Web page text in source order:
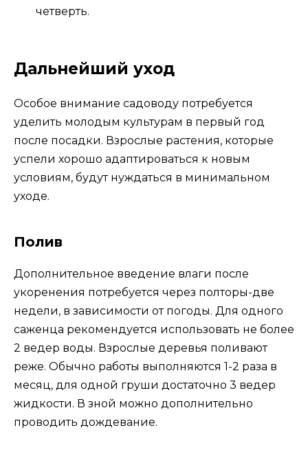
четверть.
Дальнейший уход
Особое внимание садоводу потребуется
уделить молодым культурам в первый год
после посадки. Взрослые растения, которые
успели хорошо адаптироваться к новым
условиям, будут нуждаться в минимальном
уходе.
Полив
Дополнительное введение влаги после
укоренения потребуется через полторы-две
недели, в зависимости от погоды. Для одного
саженца рекомендуется использовать не более
2 ведер воды. Взрослые деревья поливают
реже. Обычно работы выполняются 1-2 раза в
месяц, для одной груши достаточно 3 ведер
жидкости. В зной можно дополнительно
проводить дождевание.